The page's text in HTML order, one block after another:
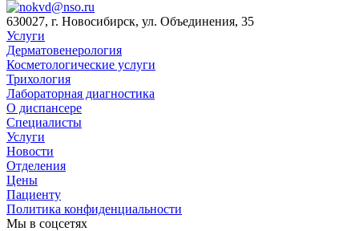
630027, г. Новосибирск, ул. Объединения, 35
Услуги
Дерматовенерология
Косметологические услуги
Трихология
Лабораторная диагностика
О диспансере
Специалисты
Услуги
Новости
Отделения
Цены
Пациенту
Политика конфиденциальности
Мы в соцсетях